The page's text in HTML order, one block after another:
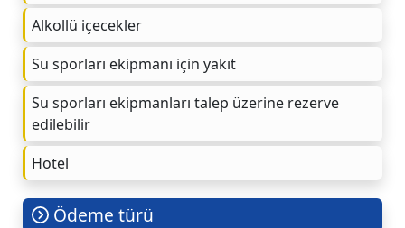
Alkollü içecekler
Su sporları ekipmanı için yakıt
Su sporları ekipmanları talep üzerine rezerve
edilebilir
Hotel
Ödeme türü